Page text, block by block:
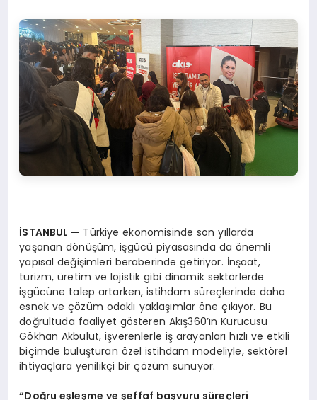
İSTANBUL — Türkiye ekonomisinde son yıllarda
yaşanan dönüşüm, işgücü piyasasında da önemli
yapısal değişimleri beraberinde getiriyor. İnşaat,
turizm, üretim ve lojistik gibi dinamik sektörlerde
işgücüne talep artarken, istihdam süreçlerinde daha
esnek ve çözüm odaklı yaklaşımlar öne çıkıyor. Bu
doğrultuda faaliyet gösteren Akış360’ın Kurucusu
Gökhan Akbulut, işverenlerle iş arayanları hızlı ve etkili
biçimde buluşturan özel istihdam modeliyle, sektörel
ihtiyaçlara yenilikçi bir çözüm sunuyor.
“Doğru eşleşme ve şeffaf başvuru süreçleri